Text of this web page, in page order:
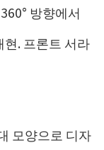
방향에서
. 프론트 서라
모양으로 디자